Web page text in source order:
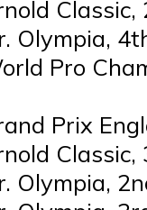
Classic,
Olympia,
Pro
Prix
Classic,
Olympia,